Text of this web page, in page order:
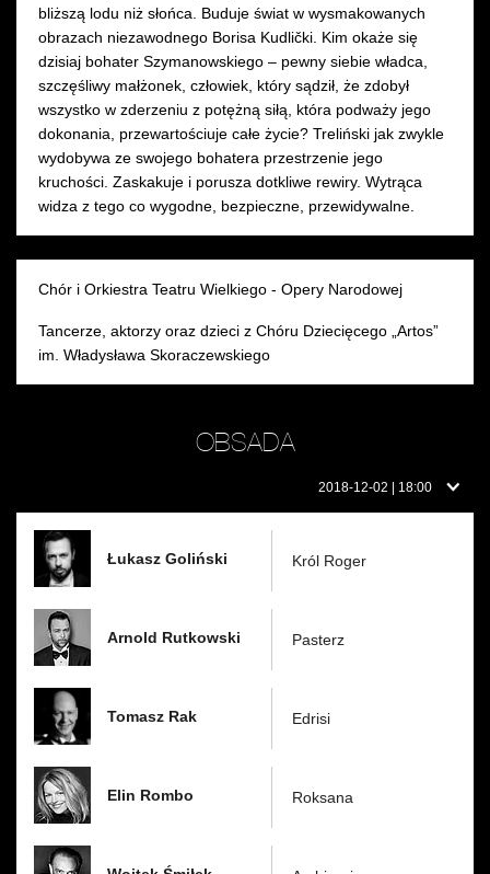
bliższą lodu niż słońca. Buduje świat w wysmakowanych
obrazach niezawodnego Borisa Kudlički. Kim okaże się
dzisiaj bohater Szymanowskiego – pewny siebie władca,
szczęśliwy małżonek, człowiek, który sądził, że zdobył
wszystko w zderzeniu z potężną siłą, która podważy jego
dokonania, przewartościuje całe życie? Treliński jak zwykle
wydobywa ze swojego bohatera przestrzenie jego
kruchości. Zaskakuje i porusza dotkliwe rewiry. Wytrąca
widza z tego co wygodne, bezpieczne, przewidywalne.
Chór i Orkiestra Teatru Wielkiego - Opery Narodowej
Tancerze, aktorzy oraz dzieci z Chóru Dziecięcego „Artos”
im. Władysława Skoraczewskiego
OBSADA
dniu:
2018-12-02 | 18:00
Łukasz Goliński Król Roger
Arnold Rutkowski Pasterz
Tomasz Rak Edrisi
Elin Rombo Roksana